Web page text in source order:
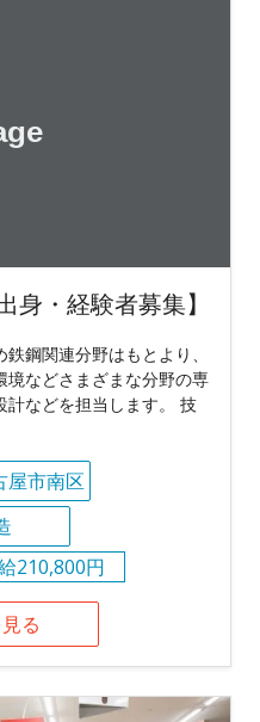
身・経験者募集】
鋼関連分野はもとより、
境などさまざまな分野の専
計などを担当します。 技
屋市南区
210,800円
る